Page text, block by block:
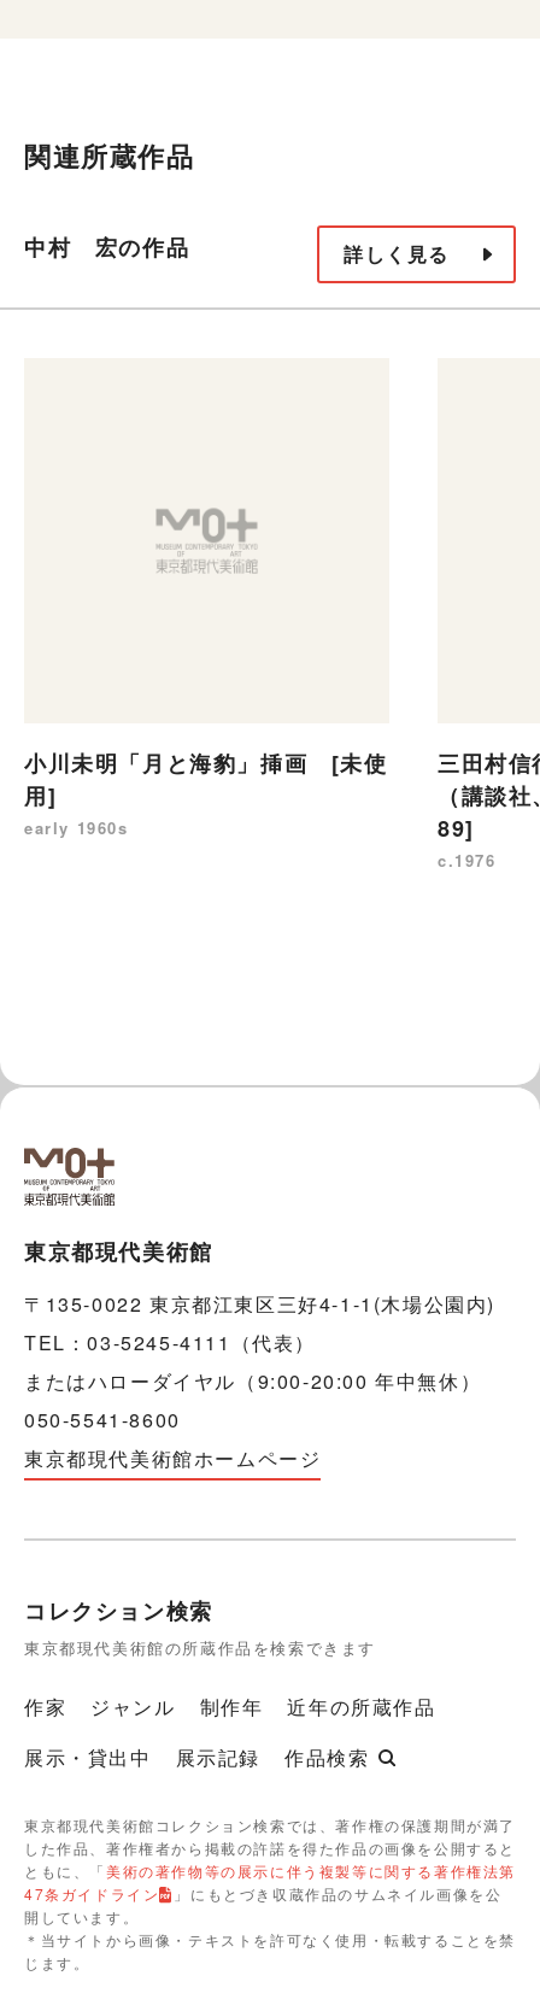
関連所蔵作品
中村 宏の作品 詳しく見る
小川未明「月と海豹」挿画 [未使
用]
early 1960s
三田村信
（講談
89]
c.1976
東京都現代美術館
〒135-0022 東京都江東区三好4-1-1(木場公園内)
TEL：03-5245-4111（代表）
またはハローダイヤル（9:00-20:00 年中無休）
050-5541-8600
東京都現代美術館ホームページ
コレクション検索
東京都現代美術館の所蔵作品を検索できます
作家 ジャンル 制作年
近年の所蔵作品
展示・貸出中
展示記録 作品検索
東京都現代美術館コレクション検索では、著作権の保護期間が満了
した作品、著作権者から掲載の許諾を得た作品の画像を公開すると
ともに、「美術の著作物等の展示に伴う複製等に関する著作権法第
47条ガイドライン
」にもとづき収蔵作品のサムネイル画像を公
開しています。
＊当サイトから画像・テキストを許可なく使用・転載することを禁
じます。